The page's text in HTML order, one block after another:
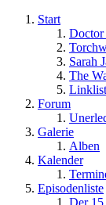
Start
Sarah
The
Forum
Galerie
Alben
Kalender
Episodenliste
Der